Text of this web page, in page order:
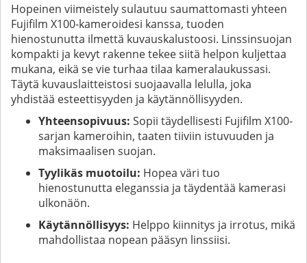
Hopeinen viimeistely sulautuu saumattomasti yhteen
Fujifilm X100-kameroidesi kanssa, tuoden
hienostunutta ilmettä kuvauskalustoosi. Linssinsuojan
kompakti ja kevyt rakenne tekee siitä helpon kuljettaa
mukana, eikä se vie turhaa tilaa kameralaukussasi.
Täytä kuvauslaitteistosi suojaavalla lelulla, joka
yhdistää esteettisyyden ja käytännöllisyyden.
Yhteensopivuus: Sopii täydellisesti Fujifilm X100-
sarjan kameroihin, taaten tiiviin istuvuuden ja
maksimaalisen suojan.
Tyylikäs muotoilu: Hopea väri tuo
hienostunutta eleganssia ja täydentää kamerasi
ulkonäön.
Käytännöllisyys: Helppo kiinnitys ja irrotus, mikä
mahdollistaa nopean pääsyn linssiisi.